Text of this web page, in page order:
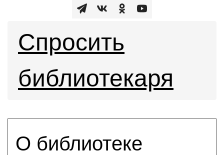
Спросить
библиотекаря
О библиотеке